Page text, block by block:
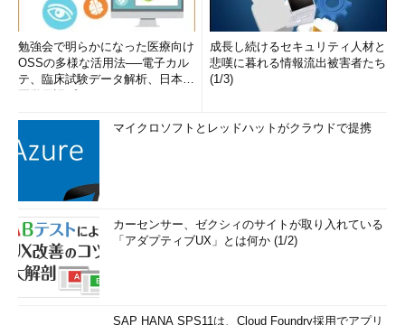
勉強会で明らかになった医療向け
OSSの多様な活用法──電子カル
テ、臨床試験データ解析、日本語
成長し続けるセキュリティ人材と
悲嘆に暮れる情報流出被害者たち
(1/3)
マイクロソフトとレッドハットがクラウドで提携
カーセンサー、ゼクシィのサイトが取り入れている
「アダプティブUX」とは何か (1/2)
SAP HANA SPS11は、Cloud Foundry採用でアプリ